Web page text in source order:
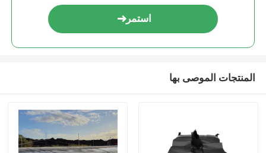
استمر
المنتجات الموصى بها